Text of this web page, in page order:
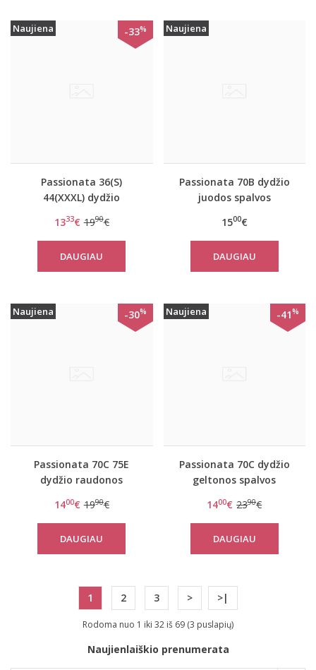
Naujiena -33%
Passionata 36(S)
44(XXXL) dydžio
kelnaitės 5464-TS
1333€ 1990€
DAUGIAU
Naujiena
Passionata 70B dydžio
juodos spalvos
7771
1500€
DAUGIAU
Naujiena -30%
Passionata 70C 75E
dydžio raudonos
H6
1400€ 1990€
DAUGIAU
Naujiena -41%
Passionata 70C dydžio
geltonos spalvos
1400€ 2390€
DAUGIAU
1 2 3 > >|
Rodoma nuo 1 iki 32 iš 69 (3 puslapių)
Naujienlaiškio prenumerata